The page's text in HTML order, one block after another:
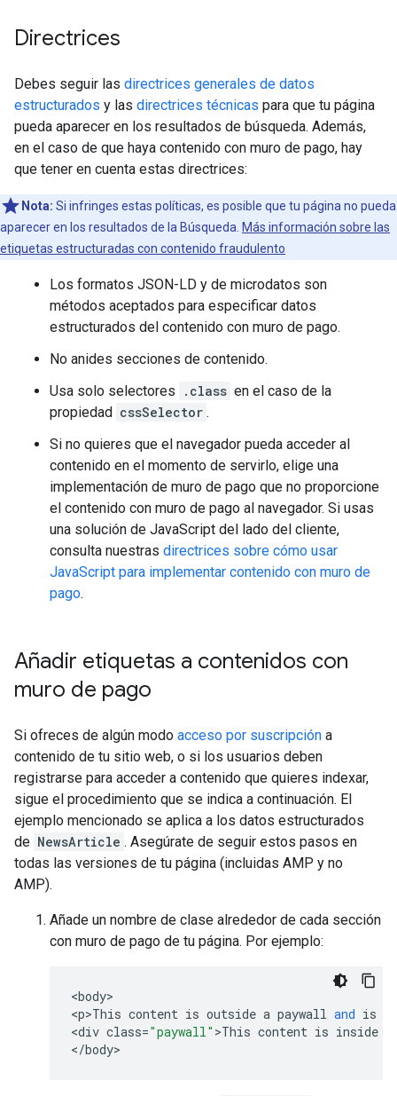
Directrices
Debes seguir las directrices generales de datos
estructurados y las directrices técnicas para que tu página
pueda aparecer en los resultados de búsqueda. Además,
en el caso de que haya contenido con muro de pago, hay
que tener en cuenta estas directrices:
Nota: Si infringes estas políticas, es posible que tu página no pueda
aparecer en los resultados de la Búsqueda. Más información sobre las
etiquetas estructuradas con contenido fraudulento
Los formatos JSON-LD y de microdatos son
métodos aceptados para especificar datos
estructurados del contenido con muro de pago.
No anides secciones de contenido.
Usa solo selectores
.class en el caso de la
propiedad cssSelector .
Si no quieres que el navegador pueda acceder al
contenido en el momento de servirlo, elige una
implementación de muro de pago que no proporcione
el contenido con muro de pago al navegador. Si usas
una solución de JavaScript del lado del cliente,
consulta nuestras directrices sobre cómo usar
JavaScript para implementar contenido con muro de
pago.
Añadir etiquetas a contenidos con
muro de pago
Si ofreces de algún modo acceso por suscripción a
contenido de tu sitio web, o si los usuarios deben
registrarse para acceder a contenido que quieres indexar,
sigue el procedimiento que se indica a continuación. El
ejemplo mencionado se aplica a los datos estructurados
de NewsArticle . Asegúrate de seguir estos pasos en
todas las versiones de tu página (incluidas AMP y no
AMP).
Añade un nombre de clase alrededor de cada sección
con muro de pago de tu página. Por ejemplo:
<body>
<p>This content is outside a paywall and is
<div class="paywall" >This content is inside
</body>